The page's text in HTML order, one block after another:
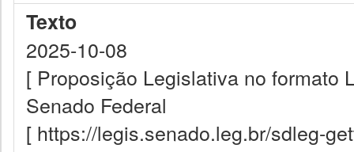
Texto
2025-10-08
[ Proposição Legislativa no formato
Senado Federal
[ https://legis.senado.leg.br/sdleg-